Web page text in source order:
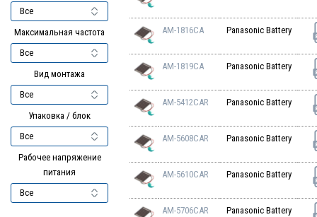
Максимальная частота
Вид монтажа
Упаковка / блок
Рабочее напряжение
питания
AM-1816CA Panasonic Battery
AM-1819CA Panasonic Battery
AM-5412CAR Panasonic Battery
AM-5608CAR Panasonic Battery
AM-5610CAR Panasonic Battery
AM-5706CAR Panasonic Battery